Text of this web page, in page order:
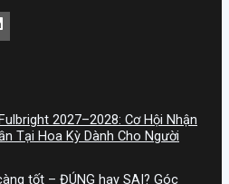
2027–2028: Cơ Hội Nhận
Tại Hoa Kỳ Dành Cho Người
tốt – ĐÚNG hay SAI? Góc